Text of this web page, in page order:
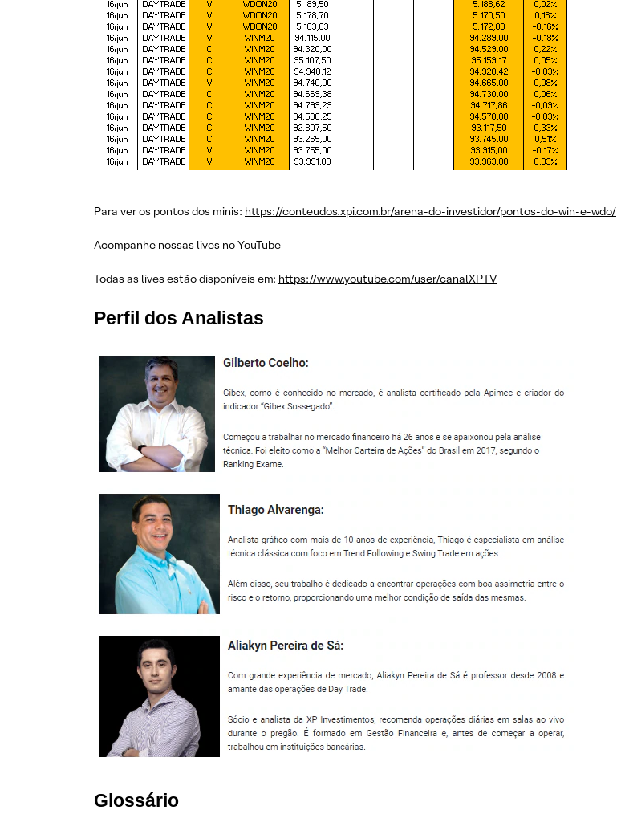
Para ver os pontos dos minis: https://conteudos.xpi.com.br/arena-do-investidor/pontos-do-win-e-wdo/
Acompanhe nossas lives no YouTube
Todas as lives estão disponíveis em: https://www.youtube.com/user/canalXPTV
Perfil dos Analistas
Glossário